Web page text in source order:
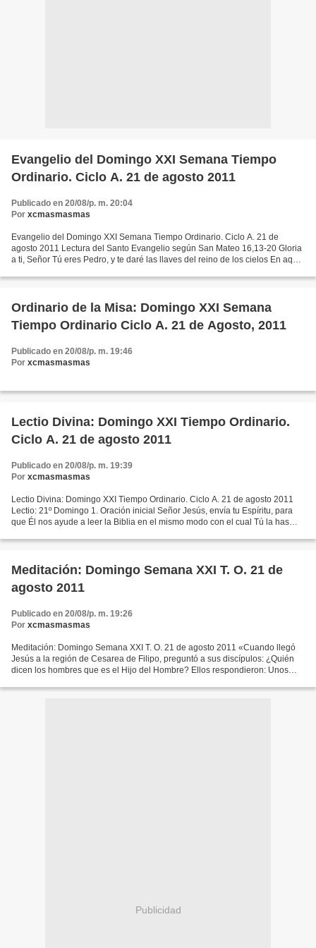
Evangelio del Domingo XXI Semana Tiempo
Ordinario. Ciclo A. 21 de agosto 2011
Publicado en 20/08/p. m. 20:04
Por xcmasmasmas
Evangelio del Domingo XXI Semana Tiempo Ordinario. Ciclo A. 21 de
agosto 2011 Lectura del Santo Evangelio según San Mateo 16,13-20 Gloria
a ti, Señor Tú eres Pedro, y te daré las llaves del reino de los cielos En aquel
Ordinario de la Misa: Domingo XXI Semana
Tiempo Ordinario Ciclo A. 21 de Agosto, 2011
Publicado en 20/08/p. m. 19:46
Por xcmasmasmas
Lectio Divina: Domingo XXI Tiempo Ordinario.
Ciclo A. 21 de agosto 2011
Publicado en 20/08/p. m. 19:39
Por xcmasmasmas
Lectio Divina: Domingo XXI Tiempo Ordinario. Ciclo A. 21 de agosto 2011
Lectio: 21º Domingo 1. Oración inicial Señor Jesús, envía tu Espíritu, para
que Él nos ayude a leer la Biblia en el mismo modo con el cual Tú la has
Meditación: Domingo Semana XXI T. O. 21 de
agosto 2011
Publicado en 20/08/p. m. 19:26
Por xcmasmasmas
Meditación: Domingo Semana XXI T. O. 21 de agosto 2011 «Cuando llegó
Jesús a la región de Cesarea de Filipo, preguntó a sus discípulos: ¿Quién
dicen los hombres que es el Hijo del Hombre? Ellos respondieron: Unos
Publicidad